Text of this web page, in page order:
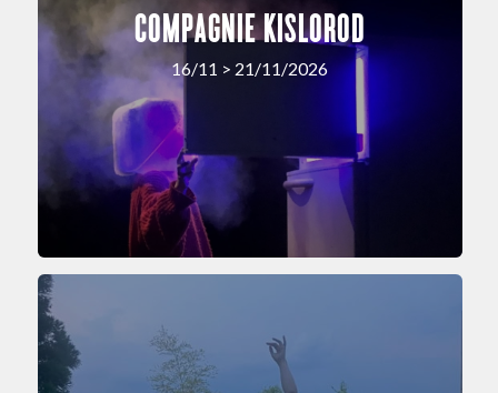
COMPAGNIE KISLOROD
16/11 > 21/11/2026